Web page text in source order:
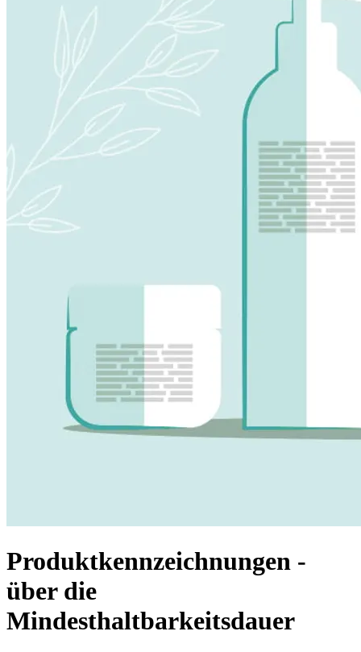
Produktkennzeichnungen -
über die
Mindesthaltbarkeitsdauer